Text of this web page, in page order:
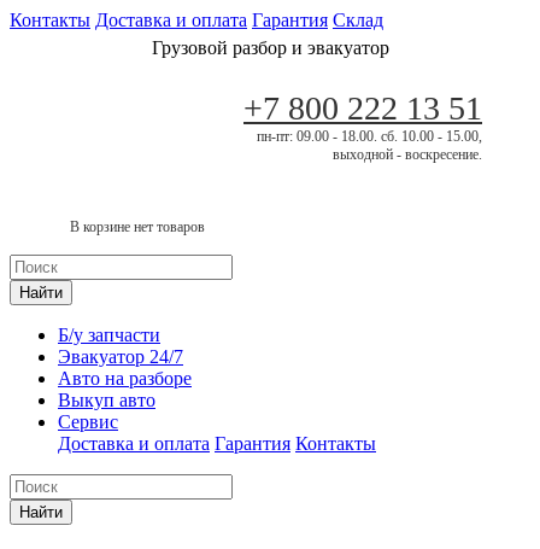
Контакты Доставка и оплата Гарантия Склад
Грузовой разбор и эвакуатор
+7 800 222 13 51
пн-пт: 09.00 - 18.00. сб. 10.00 - 15.00,
выходной - воскресение.
В корзине нет товаров
Найти
Б/у запчасти
Эвакуатор 24/7
Авто на разборе
Выкуп авто
Сервис
Доставка и оплата Гарантия Контакты
Найти